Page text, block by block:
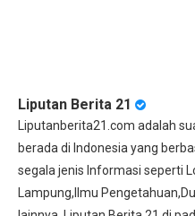
Liputan Berita 21
Liputanberita21.com adalah
berada di Indonesia yang
segala jenis Informasi seperti
Lampung,Ilmu